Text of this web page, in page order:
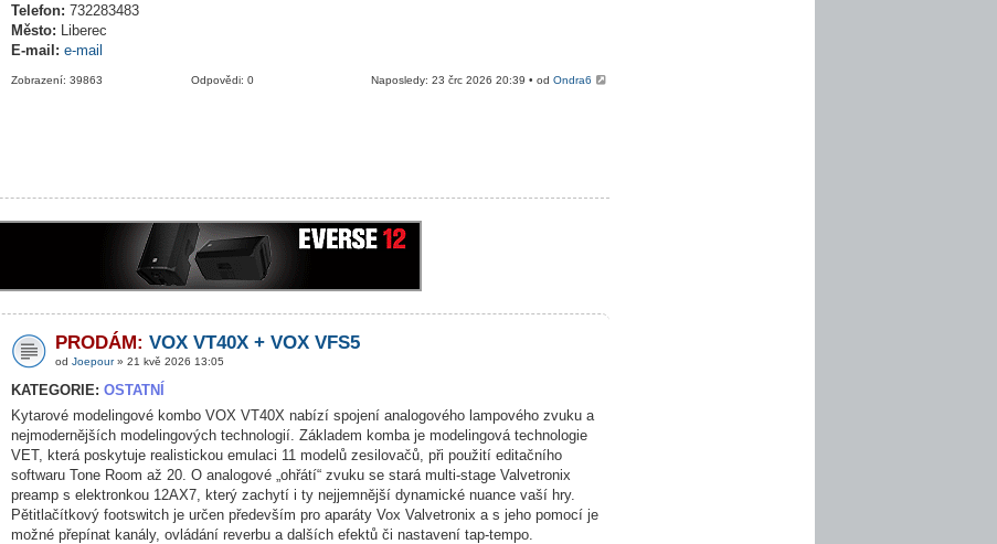
Telefon: 732283483
Město: Liberec
E-mail: e-mail
Naposledy: 23 črc 2026 20:39 • odOndra6
Odpovědi: 0
Zobrazení: 39863
PRODÁM: VOX VT40X + VOX VFS5
od Joepour» 21 kvě 2026 13:05
KATEGORIE: OSTATNÍ
Kytarové modelingové kombo VOX VT40X nabízí spojení analogového lampového zvuku a
nejmodernějších modelingových technologií. Základem komba je modelingová technologie
VET, která poskytuje realistickou emulaci 11 modelů zesilovačů, při použití editačního
softwaru Tone Room až 20. O analogové „ohřátí“ zvuku se stará multi-stage Valvetronix
preamp s elektronkou 12AX7, který zachytí i ty nejjemnější dynamické nuance vaší hry.
Pětitlačítkový footswitch je určen především pro aparáty Vox Valvetronix a s jeho pomocí je
možné přepínat kanály, ovládání reverbu a dalších efektů či nastavení tap-tempo.